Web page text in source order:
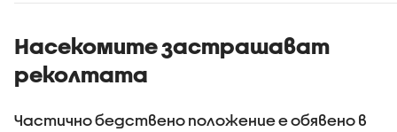
Насекомите застрашават
реколтата
Частично бедствено положение е обявено в